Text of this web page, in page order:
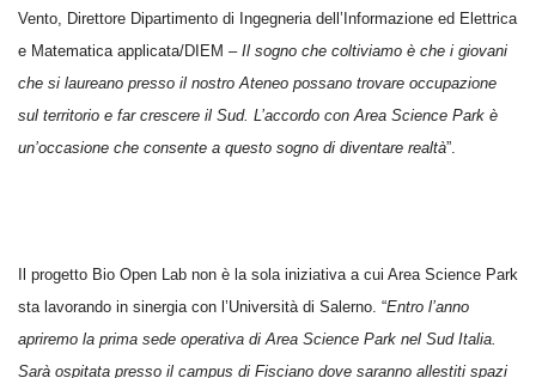
Vento, Direttore Dipartimento di Ingegneria dell’Informazione ed Elettrica
e Matematica applicata/DIEM – Il sogno che coltiviamo è che i giovani
che si laureano presso il nostro Ateneo possano trovare occupazione
sul territorio e far crescere il Sud. L’accordo con Area Science Park è
un’occasione che consente a questo sogno di diventare realtà”.
Il progetto Bio Open Lab non è la sola iniziativa a cui Area Science Park
sta lavorando in sinergia con l’Università di Salerno. “Entro l’anno
apriremo la prima sede operativa di Area Science Park nel Sud Italia.
Sarà ospitata presso il campus di Fisciano dove saranno allestiti spazi